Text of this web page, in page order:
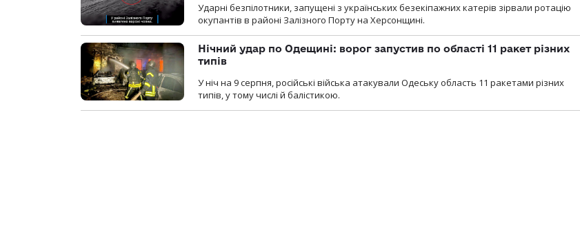
Ударні безпілотники, запущені з українських безекіпажних катерів зірвали ротацію
окупантів в районі Залізного Порту на Херсонщині.
Нічний удар по Одещині: ворог запустив по області 11 ракет різних
типів
У ніч на 9 серпня, російські війська атакували Одеську область 11 ракетами різних
типів, у тому числі й балістикою.